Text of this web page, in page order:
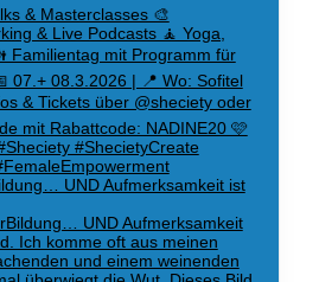
UND Aufmerksamkeit ist